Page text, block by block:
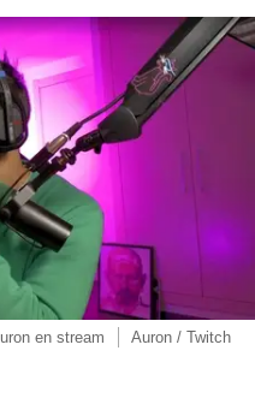
en stream Auron / Twitch